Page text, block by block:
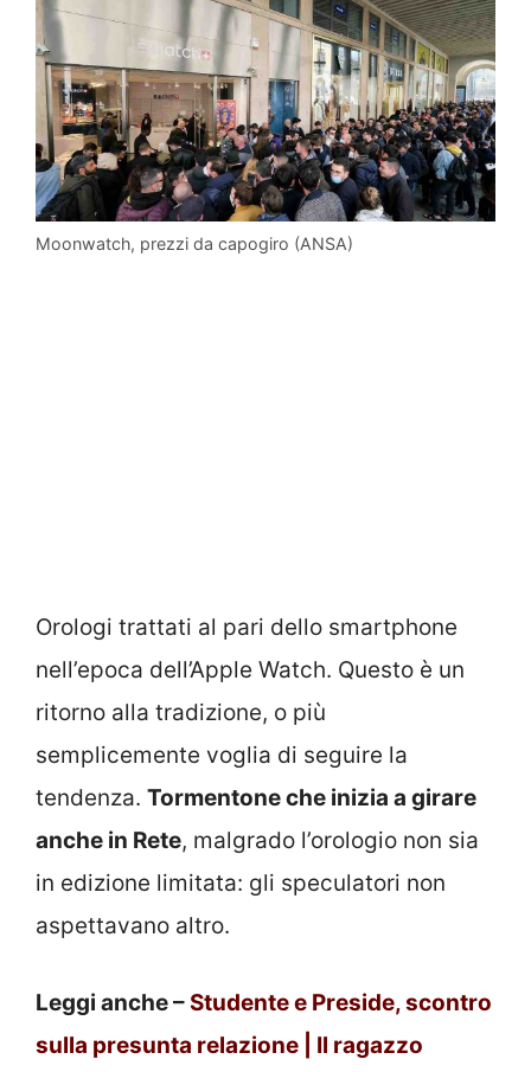
Moonwatch, prezzi da capogiro (ANSA)
Orologi trattati al pari dello smartphone
nell’epoca dell’Apple Watch. Questo è un
ritorno alla tradizione, o più
semplicemente voglia di seguire la
tendenza. Tormentone che inizia a girare
anche in Rete, malgrado l’orologio non sia
in edizione limitata: gli speculatori non
aspettavano altro.
Leggi anche – Studente e Preside, scontro
sulla presunta relazione | Il ragazzo